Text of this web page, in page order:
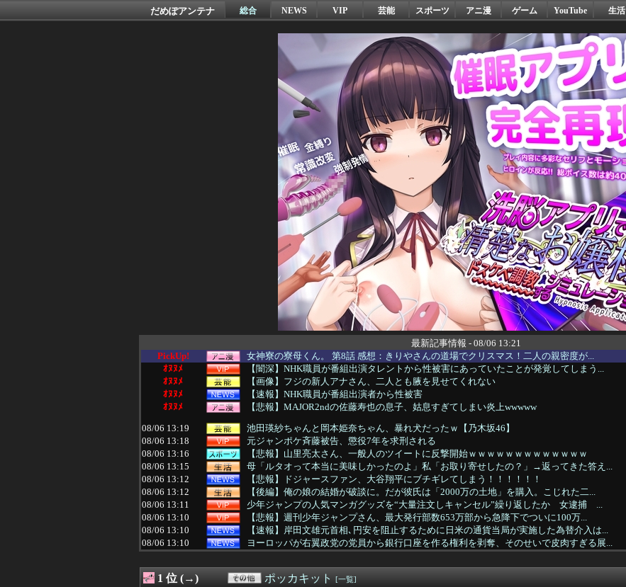
だめぽアンテナ 総合 NEWS VIP 芸能 スポーツ アニ漫 ゲーム YouTube 生活
最新記事情報 - 08/06 13:21
PickUp!
女神寮の寮母くん。 第8話 感想：きりやさんの道場でクリスマス！二人の親密度が...
ｵﾇﾇﾒ
【闇深】NHK職員が番組出演タレントから性被害にあっていたことが発覚してしまう...
ｵﾇﾇﾒ
【画像】フジの新人アナさん、二人とも腋を見せてくれない
ｵﾇﾇﾒ
【速報】NHK職員が番組出演者から性被害
ｵﾇﾇﾒ
【悲報】MAJOR2ndの佐藤寿也の息子、姑息すぎてしまい炎上wwwww
08/06 13:19
池田瑛紗ちゃんと岡本姫奈ちゃん、暴れ犬だったｗ【乃木坂46】
08/06 13:18
元ジャンポケ斉藤被告、懲役7年を求刑される
08/06 13:16
【悲報】山里亮太さん、一般人のツイートに反撃開始ｗｗｗｗｗｗｗｗｗｗｗｗｗ
08/06 13:15
母「ルタオって本当に美味しかったのよ」私「お取り寄せしたの？」→返ってきた答え...
08/06 13:12
【悲報】ドジャースファン、大谷翔平にブチギレてしまう！！！！！！
08/06 13:12
【後編】俺の娘の結婚が破談に。だが彼氏は「2000万の土地」を購入。こじれた二...
08/06 13:11
少年ジャンプの人気マンガグッズを“大量注文しキャンセル”繰り返したか 女逮捕 ...
08/06 13:10
【悲報】週刊少年ジャンプさん、最大発行部数653万部から急降下でついに100万...
08/06 13:10
【速報】岸田文雄元首相､円安を阻止するために日米の通貨当局が実施した為替介入は...
08/06 13:10
ヨーロッパが右翼政党の党員から銀行口座を作る権利を剥奪、そのせいで皮肉すぎる展...
08/06 13:05
【画像】姫野美南アナ、胸元ガッツリ衣装でエ○チなYCを堂々披露ｗｗｗｗｗ
08/06 13:05
【悲報】障害のある子供を育てる母親、限界を迎える「もう無理。普通の家庭を築きた...
1 位 (→) ポッカキット [一覧]